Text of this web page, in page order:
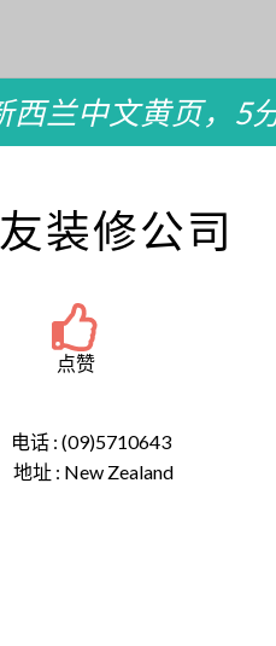
西兰中文黄页，5
装修公司
点赞
电话 : (09)5710643
地址 : New Zealand